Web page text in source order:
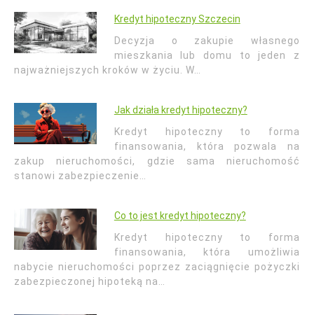
Kredyt hipoteczny Szczecin
Decyzja o zakupie własnego
mieszkania lub domu to jeden z
najważniejszych kroków w życiu. W…
Jak działa kredyt hipoteczny?
Kredyt hipoteczny to forma
finansowania, która pozwala na
zakup nieruchomości, gdzie sama nieruchomość
stanowi zabezpieczenie…
Co to jest kredyt hipoteczny?
Kredyt hipoteczny to forma
finansowania, która umożliwia
nabycie nieruchomości poprzez zaciągnięcie pożyczki
zabezpieczonej hipoteką na…